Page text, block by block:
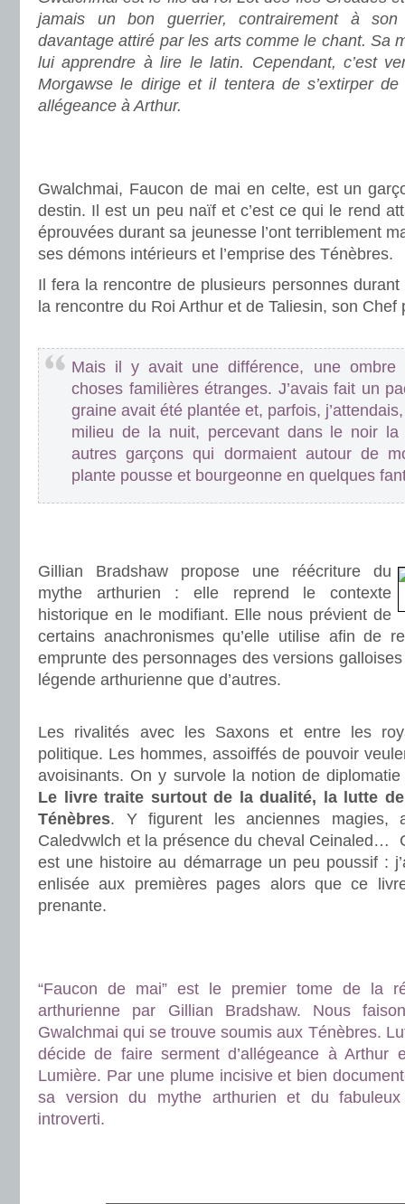
jamais un bon guerrier, contrairement à
davantage attiré par les arts comme le chant. Sa
lui apprendre à lire le latin. Cependant, c’est
Morgawse le dirige et il tentera de s’extirper
allégeance à Arthur.
Gwalchmai, Faucon de mai en celte, est un
destin. Il est un peu naïf et c’est ce qui le rend
éprouvées durant sa jeunesse l’ont terriblement
ses démons intérieurs et l’emprise des Ténèbres.
Il fera la rencontre de plusieurs personnes
la rencontre du Roi Arthur et de Taliesin, son Chef
Mais il y avait une différence, une ombre
choses familières étranges. J’avais fait un
graine avait été plantée et, parfois,
milieu de la nuit, percevant dans le noir la
autres garçons qui dormaient autour de
plante pousse et bourgeonne en quelques
Gillian Bradshaw propose une réécriture du
mythe arthurien : elle reprend le contexte
historique en le modifiant. Elle nous prévient de
certains anachronismes qu’elle utilise afin de
emprunte des personnages des versions
légende arthurienne que d’autres.
Les rivalités avec les Saxons et entre les
politique. Les hommes, assoiffés de pouvoir
avoisinants. On y survole la notion de
Le livre traite surtout de la dualité, la lutte
Ténèbres. Y figurent les anciennes magies,
Caledvwlch et la présence du cheval Ceinaled…
est une histoire au démarrage un peu poussif :
enlisée aux premières pages alors que ce
prenante.
“Faucon de mai” est le premier tome de la
arthurienne par Gillian Bradshaw. Nous
Gwalchmai qui se trouve soumis aux Ténèbres.
décide de faire serment d’allégeance à Arthur
Lumière. Par une plume incisive et bien
sa version du mythe arthurien et du
introverti.